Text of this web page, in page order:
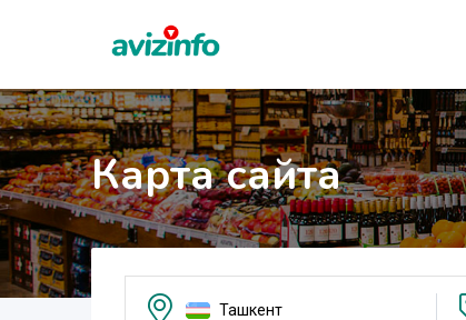
Карта сайта
Ташкент